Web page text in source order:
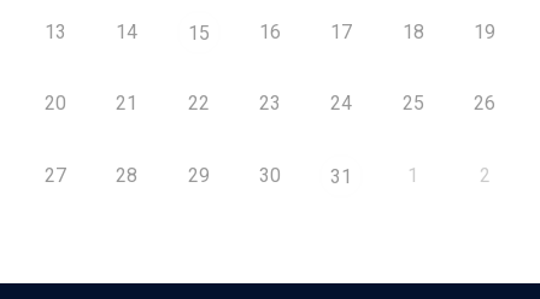
13 14 15 16 17 18 19
20 21 22 23 24 25 26
27 28 29 30 31 1 2